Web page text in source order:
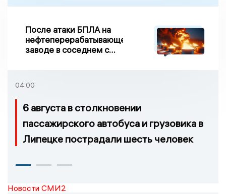
После атаки БПЛА на
нефтеперерабатывающем
заводе в соседнем с
возгорание
04:00
6 августа в столкновении
пассажирского автобуса и грузовика в
Липецке пострадали шесть человек
Новости СМИ2